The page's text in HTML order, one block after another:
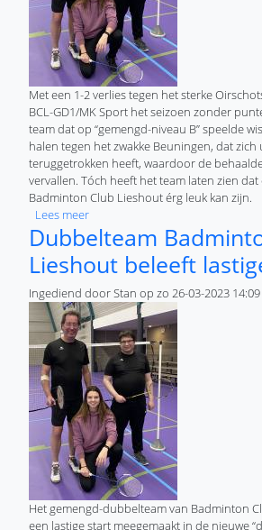
Met een 1-2 verlies tegen het sterke
BCL-GD1/MK Sport het seizoen zonder
team dat op “gemengd-niveau B” speelde
halen tegen het zwakke Beuningen, dat
teruggetrokken heeft, waardoor de
vervallen. Tóch heeft het team laten zien
Badminton Club Lieshout érg leuk kan zijn.
Lees meerover Seizoen dubbelteam
Dubbelteam
Lieshout beleeft
Ingediend doorStan op zo 26-03-2023 14:09
Het gemengd-dubbelteam van Badminton
een lastige start meegemaakt in de nieuwe